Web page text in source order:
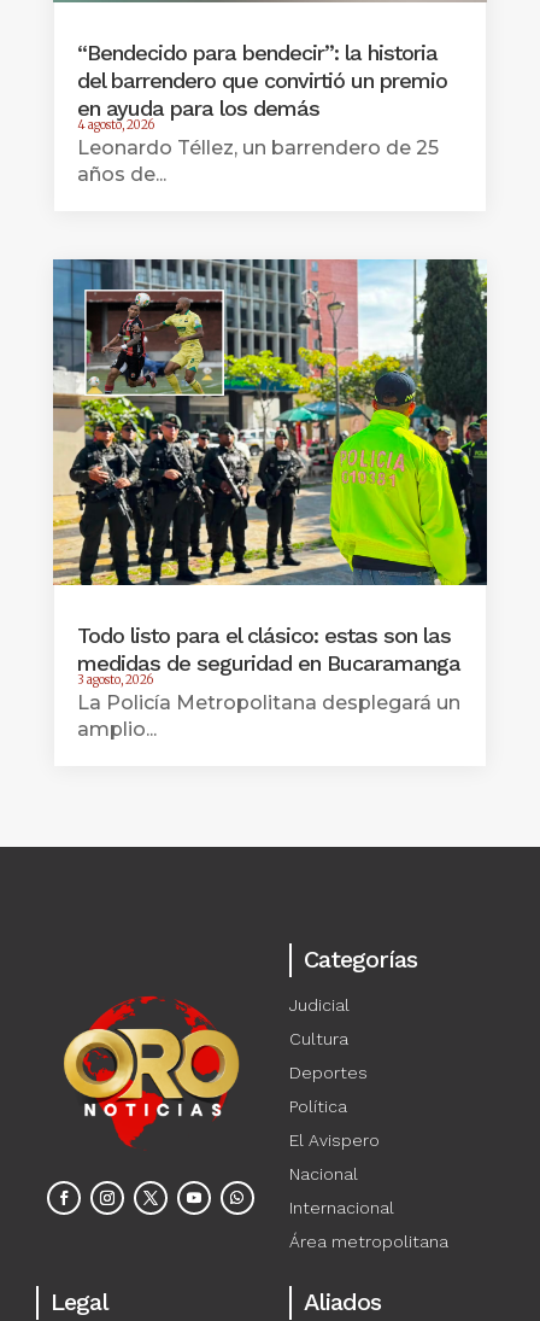
“Bendecido para bendecir”: la historia
del barrendero que convirtió un premio
en ayuda para los demás
4 agosto, 2026
Leonardo Téllez, un barrendero de 25
años de...
Todo listo para el clásico: estas son las
medidas de seguridad en Bucaramanga
3 agosto, 2026
La Policía Metropolitana desplegará un
amplio...
Categorías
Judicial
Cultura
Deportes
Política
El Avispero
Nacional
Internacional
Área metropolitana
Legal Aliados